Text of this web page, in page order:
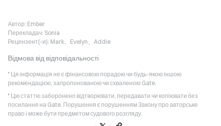
Автор: Ember
Перекладач: Sonia
Рецензент(-и): Mark、Evelyn、Addie
Відмова від відповідальності
* Ця інформація не є фінансовою порадою чи будь-якою іншою
рекомендацією, запропонованою чи схваленою Gate.
* Цю статтю заборонено відтворювати, передавати чи копіювати без
посилання на Gate. Порушення є порушенням Закону про авторське
право і може бути предметом судового розгляду.